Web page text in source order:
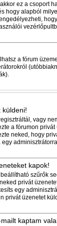
ez a csoport
hogy alapból
a fórum
küldeni!
vagy
a fórumon
neked, hogy
kapok!
szűrők
privát
egy
privát üzenetet
kaptam